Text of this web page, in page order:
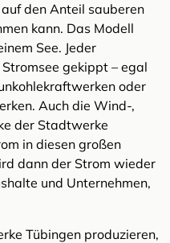
den Anteil sauberen
kann. Das Modell
See. Jeder
gekippt – egal
oder
Auch die Wind-,
der Stadtwerke
in diesen großen
dann der Strom wieder
und Unternehmen,
Tübingen produzieren,